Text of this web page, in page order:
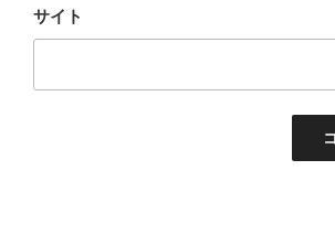
サイト